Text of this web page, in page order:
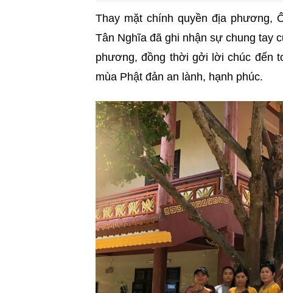
Thay mặt chính quyền địa phương,
Tân Nghĩa đã ghi nhận sự chung tay
phương, đồng thời gởi lời chúc đến
mùa Phật đản an lành, hạnh phúc.